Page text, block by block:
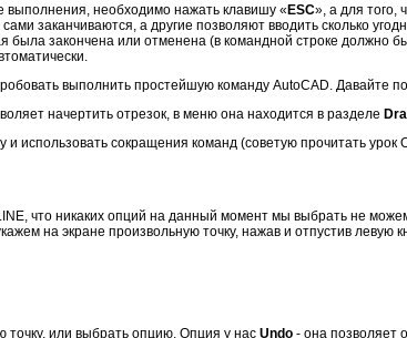
выполнения, необходимо нажать клавишу «ESC», а для того,
заканчиваются, а другие позволяют вводить сколько
была закончена или отменена (в командной строке должно
выполнить простейшую команду AutoCAD. Давайте
начертить отрезок, в меню она находится в разделе
и использовать сокращения команд (советую прочитать
что никаких опций на данный момент мы выбрать не
на экране произвольную точку, нажав и отпустив
или выбрать опцию. Опция у нас Undo - она позволяет